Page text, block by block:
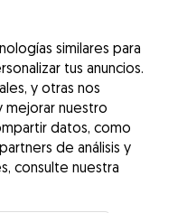
similares para
tus anuncios.
y otras nos
mejorar nuestro
datos, como
de análisis y
consulte nuestra